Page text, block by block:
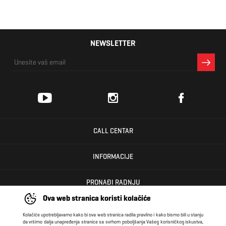
Ova web stranica koristi kolačiće
Kolačiće upotrebljavamo kako bi ova web stranica radila pravilno i kako bismo bili u stanju
da vršimo dalja unapređenja stranice sa svrhom poboljšanja Vašeg korisničkog iskustva,
NEWSLETTER
CALL CENTAR
INFORMACIJE
PRONAĐI RADNJU